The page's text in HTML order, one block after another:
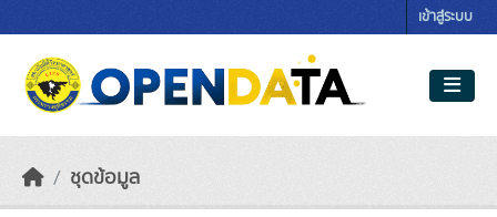
เข้าสู่ระบบ
ชุดข้อมูล